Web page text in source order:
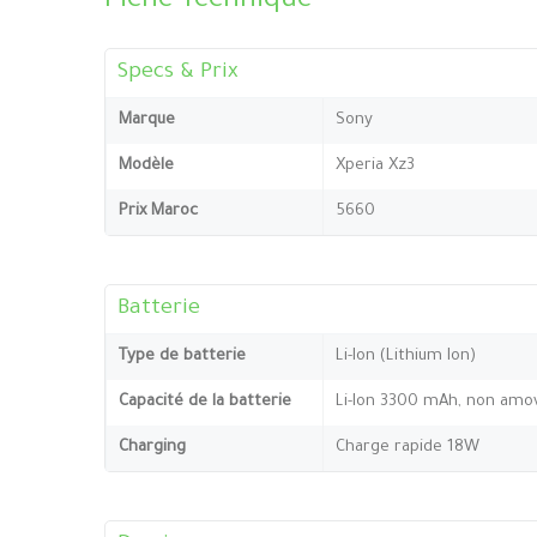
Specs & Prix
Marque Sony
Modèle Xperia Xz3
Prix Maroc 5660
Batterie
Type de batterie Li-Ion (Lithium Ion)
Capacité de la batterie Li-Ion 3300 mAh, non
Charging Charge rapide 18W